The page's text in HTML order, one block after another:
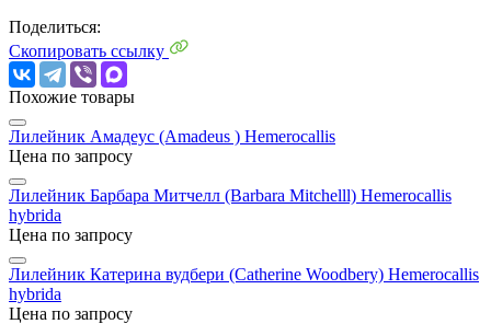
Поделиться:
Скопировать ссылку
Похожие товары
Лилейник Амадеус (Amadeus ) Hemerocallis
Цена по запросу
Лилейник Барбара Митчелл (Barbara Mitchelll) Нemerocallis
hybridа
Цена по запросу
Лилейник Катерина вудбери (Catherine Woodbery) Нemerocallis
hybridа
Цена по запросу